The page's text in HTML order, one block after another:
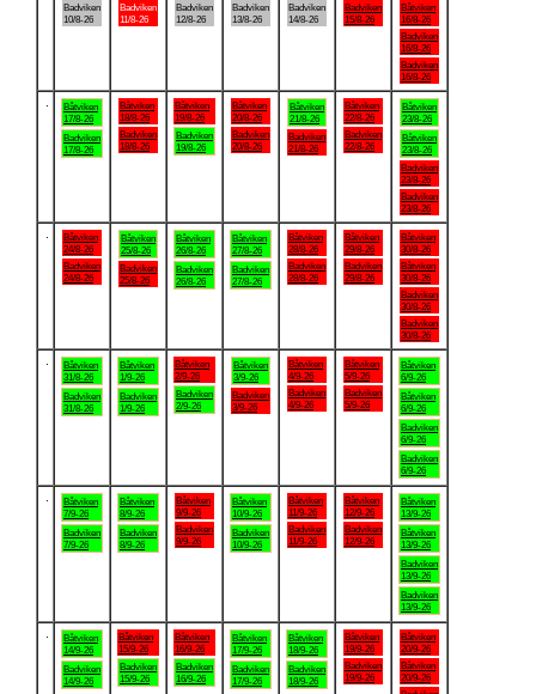
Badviken
10/8-26
Badviken
11/8-26
Badviken
12/8-26
Badviken
13/8-26
Badviken
14/8-26
Badviken
15/8-26
Båtviken
16/8-26
Badviken
16/8-26
Badviken
16/8-26
Båtviken
17/8-26
Badviken
17/8-26
Båtviken
18/8-26
Badviken
18/8-26
Båtviken
19/8-26
Badviken
19/8-26
Båtviken
20/8-26
Badviken
20/8-26
Båtviken
21/8-26
Badviken
21/8-26
Båtviken
22/8-26
Badviken
22/8-26
Båtviken
23/8-26
Båtviken
23/8-26
Badviken
23/8-26
Badviken
23/8-26
Båtviken
24/8-26
Badviken
24/8-26
Båtviken
25/8-26
Badviken
25/8-26
Båtviken
26/8-26
Badviken
26/8-26
Båtviken
27/8-26
Badviken
27/8-26
Båtviken
28/8-26
Badviken
28/8-26
Båtviken
29/8-26
Badviken
29/8-26
Båtviken
30/8-26
Båtviken
30/8-26
Badviken
30/8-26
Badviken
30/8-26
Båtviken
31/8-26
Badviken
31/8-26
Båtviken
1/9-26
Badviken
1/9-26
Båtviken
2/9-26
Badviken
2/9-26
Båtviken
3/9-26
Badviken
3/9-26
Båtviken
4/9-26
Badviken
4/9-26
Båtviken
5/9-26
Badviken
5/9-26
Båtviken
6/9-26
Båtviken
6/9-26
Badviken
6/9-26
Badviken
6/9-26
Båtviken
7/9-26
Badviken
7/9-26
Båtviken
8/9-26
Badviken
8/9-26
Båtviken
9/9-26
Badviken
9/9-26
Båtviken
10/9-26
Badviken
10/9-26
Båtviken
11/9-26
Badviken
11/9-26
Båtviken
12/9-26
Badviken
12/9-26
Båtviken
13/9-26
Båtviken
13/9-26
Badviken
13/9-26
Badviken
13/9-26
Båtviken
14/9-26
Badviken
14/9-26
Båtviken
15/9-26
Badviken
15/9-26
Båtviken
16/9-26
Badviken
16/9-26
Båtviken
17/9-26
Badviken
17/9-26
Båtviken
18/9-26
Badviken
18/9-26
Båtviken
19/9-26
Badviken
19/9-26
Båtviken
20/9-26
Båtviken
20/9-26